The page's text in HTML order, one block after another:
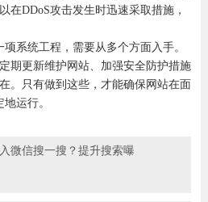
在DDoS攻击发生时迅速采取措施，
系统工程，需要从多个方面入手。
期更新维护网站、加强安全防护措施
。只有做到这些，才能确保网站在面
运行。
微信搜一搜？提升搜索曝